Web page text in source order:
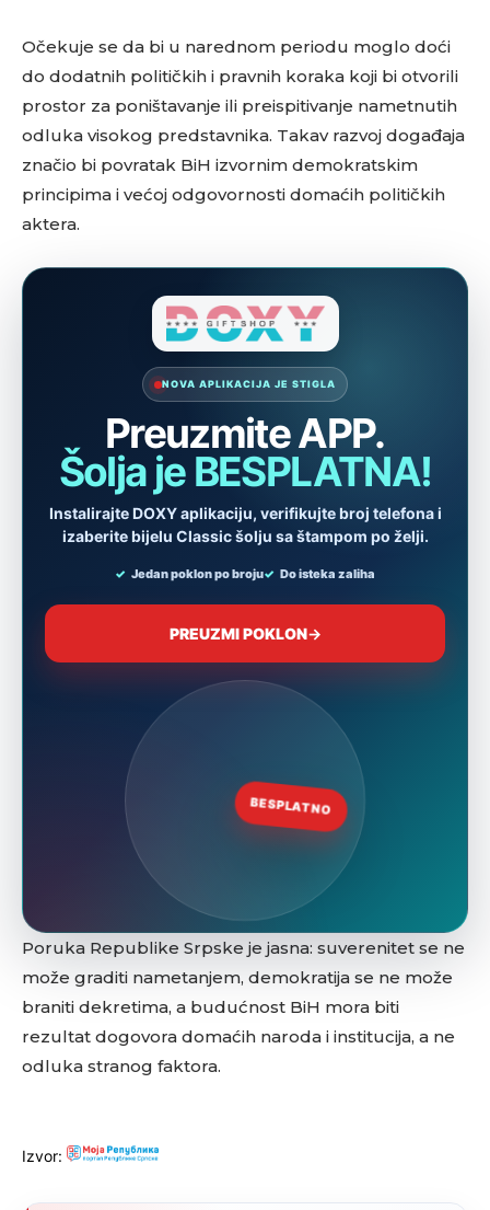
Očekuje se da bi u narednom periodu moglo doći
do dodatnih političkih i pravnih koraka koji bi otvorili
prostor za poništavanje ili preispitivanje nametnutih
odluka visokog predstavnika. Takav razvoj događaja
značio bi povratak BiH izvornim demokratskim
principima i većoj odgovornosti domaćih političkih
aktera.
Poruka Republike Srpske je jasna: suverenitet se ne
može graditi nametanjem, demokratija se ne može
braniti dekretima, a budućnost BiH mora biti
rezultat dogovora domaćih naroda i institucija, a ne
odluka stranog faktora.
Izvor: